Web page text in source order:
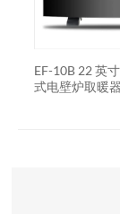
EF-10B 22 英
式电壁炉取暖器